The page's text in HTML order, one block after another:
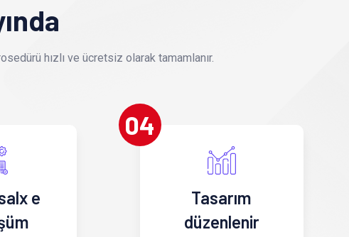
hızlı ve ücretsiz olarak tamamlanır.
e
04
Tasarım
düzenlenir